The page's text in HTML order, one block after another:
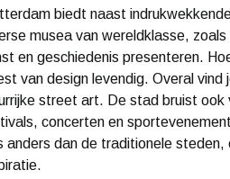
biedt naast
musea van wereldklasse,
en geschiedenis presenteren.
van design levendig. Overal
street art. De stad bruist ook
concerten en
anders dan de traditionele steden,